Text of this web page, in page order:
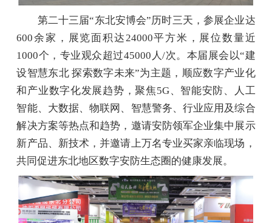
第二十三届“东北安博会”历时三天，参展企业达
600余家，展览面积达24000平方米，展位数量近
1000个，专业观众超过45000人/次。本届展会以“建
设智慧东北 探索数字未来”为主题，顺应数字产业化
和产业数字化发展趋势，聚焦5G、智能安防、人工
智能、大数据、物联网、智慧警务、行业应用及综合
解决方案等热点和趋势，邀请安防领军企业集中展示
新产品、新技术，并邀请上万名专业买家亲临现场，
共同促进东北地区数字安防生态圈的健康发展。